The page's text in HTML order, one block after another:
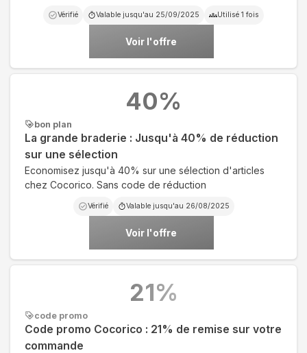
Vérifié Valable jusqu'au 25/09/2025 Utilisé 1 fois
Voir l'offre
bon plan
La grande braderie : Jusqu'à 40% de réduction
sur une sélection
Economisez jusqu'à 40% sur une sélection d'articles
chez Cocorico. Sans code de réduction
Vérifié Valable jusqu'au 26/08/2025
Voir l'offre
40%
code promo
Code promo Cocorico : 21% de remise sur votre
commande
21%